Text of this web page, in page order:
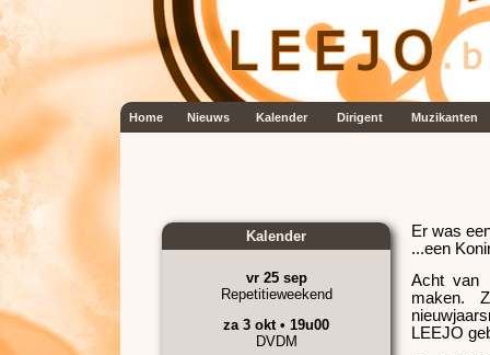
Home Nieuws Kalender Dirigent Muzikanten
Kalender
vr 25 sep
Repetitieweekend
za 3 okt • 19u00
DVDM
Er was
...een
Acht van
maken.
LEEJO